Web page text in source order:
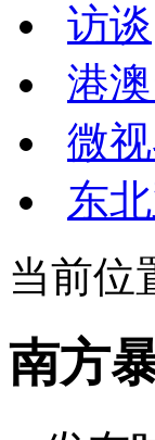
访谈
港
微
东
当前位
南方